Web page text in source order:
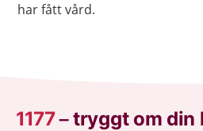
har fått vård.
1177–tryggt om din